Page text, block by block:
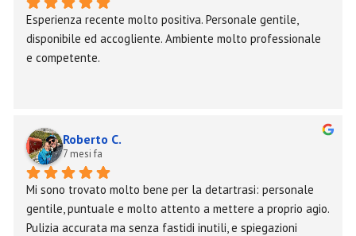
Esperienza recente molto positiva. Personale gentile,
disponibile ed accogliente. Ambiente molto professionale
e competente.
Roberto C.
7 mesi fa
Mi sono trovato molto bene per la detartrasi: personale
gentile, puntuale e molto attento a mettere a proprio agio.
Pulizia accurata ma senza fastidi inutili, e spiegazioni